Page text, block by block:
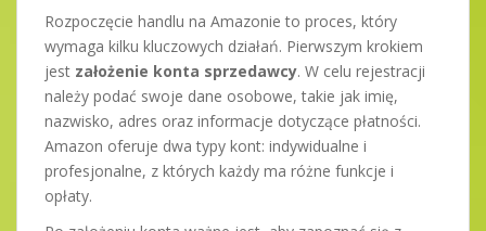
Rozpoczęcie handlu na Amazonie to proces, który
wymaga kilku kluczowych działań. Pierwszym krokiem
jest założenie konta sprzedawcy. W celu rejestracji
należy podać swoje dane osobowe, takie jak imię,
nazwisko, adres oraz informacje dotyczące płatności.
Amazon oferuje dwa typy kont: indywidualne i
profesjonalne, z których każdy ma różne funkcje i
opłaty.